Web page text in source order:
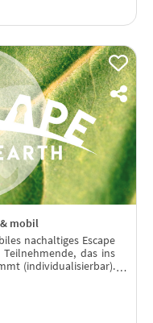
& mobil
nachaltiges Escape
das ins
(individualisierbar).